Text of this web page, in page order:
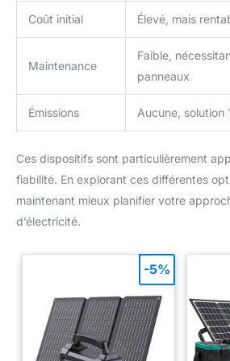
Coût initial Élevé, mais
Maintenance
Faible,
panneaux
Émissions Aucune, solution
Ces dispositifs sont particulièrement
fiabilité. En explorant ces différentes
maintenant mieux planifier votre
d’électricité.
-5%